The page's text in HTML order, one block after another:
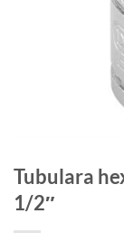
Tubulara hexagonala 13 mm antrenare
1/2″